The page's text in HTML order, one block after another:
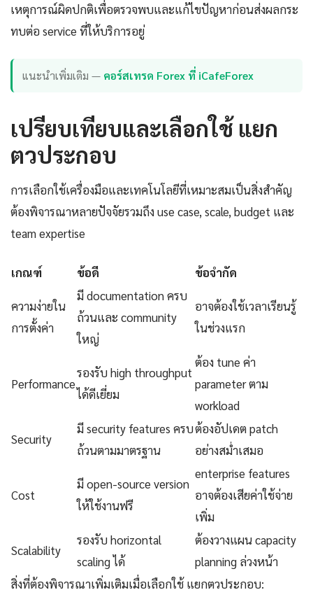
เหตุการณ์ผิดปกติเพื่อตรวจพบและแก้ไขปัญหาก่อนส่งผลกระ
ทบต่อ service ที่ให้บริการอยู่
แนะนำเพิ่มเติม — คอร์สเทรด Forex ที่ iCafeForex
เปรียบเทียบและเลือกใช้ แยก
ตวประกอบ
การเลือกใช้เครื่องมือและเทคโนโลยีที่เหมาะสมเป็นสิ่งสำคัญ
ต้องพิจารณาหลายปัจจัยรวมถึง use case, scale, budget และ
team expertise
เกณฑ์ ข้อดี ข้อจำกัด
ความง่ายใน
การตั้งค่า
มี documentation ครบ
ถ้วนและ community
ใหญ่
อาจต้องใช้เวลาเรียนรู้
ในช่วงแรก
Performance
รองรับ high throughput
ได้ดีเยี่ยม
ต้อง tune ค่า
parameter ตาม
workload
Security
มี security features ครบ
ถ้วนตามมาตรฐาน
ต้องอัปเดต patch
อย่างสม่ำเสมอ
Cost
มี open-source version
ให้ใช้งานฟรี
enterprise features
อาจต้องเสียค่าใช้จ่าย
เพิ่ม
Scalability
รองรับ horizontal
scaling ได้
ต้องวางแผน capacity
planning ล่วงหน้า
สิ่งที่ต้องพิจารณาเพิ่มเติมเมื่อเลือกใช้ แยกตวประกอบ: